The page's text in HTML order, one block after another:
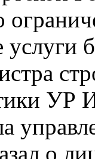
УР
о